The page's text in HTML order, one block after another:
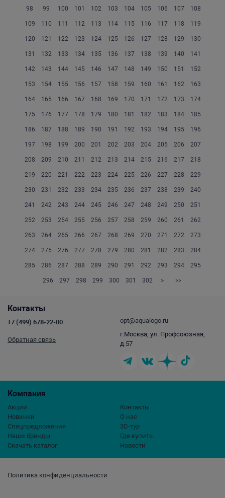
98 99 100 101 102 103 104 105 106 107 108
109 110 111 112 113 114 115 116 117 118 119
120 121 122 123 124 125 126 127 128 129 130
131 132 133 134 135 136 137 138 139 140 141
142 143 144 145 146 147 148 149 150 151 152
153 154 155 156 157 158 159 160 161 162 163
164 165 166 167 168 169 170 171 172 173 174
175 176 177 178 179 180 181 182 183 184 185
186 187 188 189 190 191 192 193 194 195 196
197 198 199 200 201 202 203 204 205 206 207
208 209 210 211 212 213 214 215 216 217 218
219 220 221 222 223 224 225 226 227 228 229
230 231 232 233 234 235 236 237 238 239 240
241 242 243 244 245 246 247 248 249 250 251
252 253 254 255 256 257 258 259 260 261 262
263 264 265 266 267 268 269 270 271 272 273
274 275 276 277 278 279 280 281 282 283 284
285 286 287 288 289 290 291 292 293 294 295
296 297 298 299 300 301 302 > >>
Политика конфиденциальности
Компания
Акции
Новинки
Спецпредложения
Наши бренды
Скачать каталог
Контакты
О нас
3D-тур
Где купить
Новости
Контакты
+7 (499) 678-22-00
Обратная связь
opt@aqualogo.ru
г.Москва, ул. Профсоюзная,
д.57